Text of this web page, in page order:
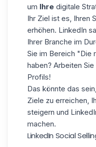
um Ihre digitale
Ihr Ziel ist es, Ihren
erhöhen. LinkedIn
Ihrer Branche im
Sie im Bereich "Die
haben? Arbeiten
Profils!
Das könnte das
Ziele zu erreichen,
steigern und
machen.
LinkedIn Social